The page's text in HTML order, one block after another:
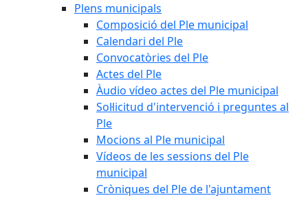
Plens municipals
Composició del Ple municipal
Calendari del Ple
Convocatòries del Ple
Actes del Ple
Àudio vídeo actes del Ple municipal
Sol·licitud d'intervenció i preguntes al
Ple
Mocions al Ple municipal
Vídeos de les sessions del Ple
municipal
Cròniques del Ple de l'ajuntament